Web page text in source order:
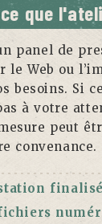
que
panel de
Web ou
besoins. Si
à votre
peut
convenance.